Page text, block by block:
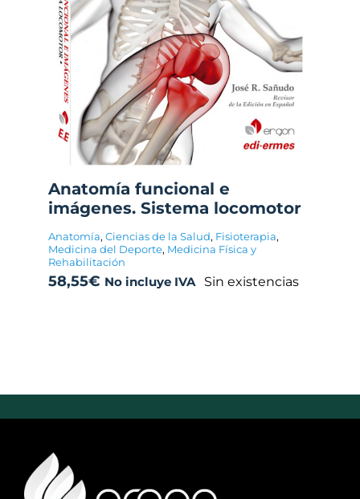
Anatomía funcional e
imágenes. Sistema locomotor
Anatomía, Ciencias de la Salud, Fisioterapia,
Medicina del Deporte, Medicina Física y
Rehabilitación
58,55€ No incluye IVA Sin existencias